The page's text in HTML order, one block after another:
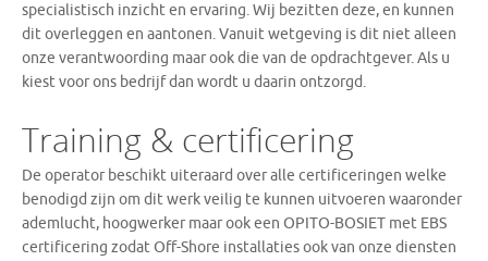
specialistisch inzicht en ervaring. Wij bezitten deze, en kunnen
dit overleggen en aantonen. Vanuit wetgeving is dit niet alleen
onze verantwoording maar ook die van de opdrachtgever. Als u
kiest voor ons bedrijf dan wordt u daarin ontzorgd.
Training & certificering
De operator beschikt uiteraard over alle certificeringen welke
benodigd zijn om dit werk veilig te kunnen uitvoeren waaronder
ademlucht, hoogwerker maar ook een OPITO-BOSIET met EBS
certificering zodat Off-Shore installaties ook van onze diensten